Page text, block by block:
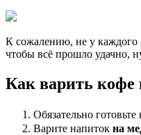
К сожалению, не у каждого
чтобы всё прошло удачно,
Как варить кофе
Обязательно готовьте
Варите напиток на